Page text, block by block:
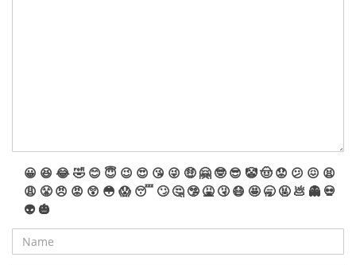
😀 😆 😂🤣 😊 😇 😉 😍 😘 😜 🤑 🤗 🤓 😎 🤡🤠 😟 😕 😖 😫
😩 😤 😠 😡 😲 😳 😱 😴 🙄 🤔 🤥 🤮 🤧 😷 🤩 🥱 🤬 💩 👻 💀
👽 🎃